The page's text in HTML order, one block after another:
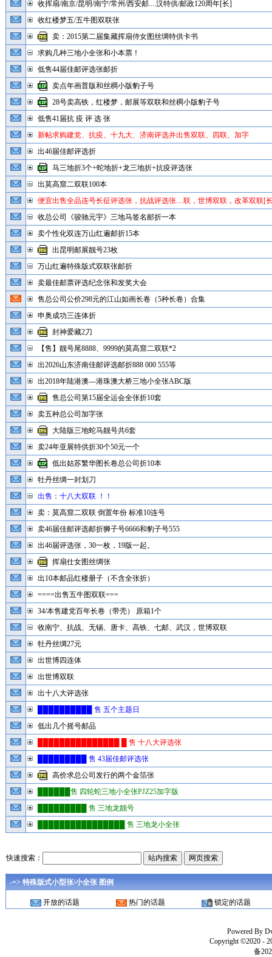
收挥扇/南京/昆明/南宁/常州/西安邮....汉特供/邮政120周年[长]
收红楼梦五/五牛图双联张
卖：2015第二届集藏挥扇侍女图丝绸特供卡书
求购几种三地小全张和小本票！
低售44届佳邮评选张邮折
卖点年画普版和丝稠小版豹子号
28号卖高铁，红楼梦，邮展等双联和丝稠小版豹子号
低售41届抗 疫 评 选 张
新帖求购建党、抗疫、十九大、济南评选并出售双联、四联、加字
出46届佳邮评选折
马三地折3个+蛇地折+龙三地折+抗疫评选张
出莫高窟二双联100本
便宜出售全品连号长征评选张，抗战评选张....联，世博双联，改革双联[
收总公司《骏驰元宇》三地马签名邮折一本
卖个性化双连万山红遍邮折15本
出昆明邮展靓号23枚
万山红遍特殊版式双联张邮折
卖最佳邮票评选纪念张和发奖大会
售总公司公价298元的江山如画长卷（5种长卷）合集
申奥成功三连体折
封神爱藏2刀
【售】靓号尾8888、9999的莫高窟二双联*2
出2026山东济南佳邮评选邮折888 000 555等
出2018年陆港澳---港珠澳大桥三地小全张ABC版
售总公司第15届全运会全张折10套
卖五种总公司加字张
大陆版三地蛇马靓号共6套
卖24年亚展特供折30个50元一个
低出姑苏繁华图长卷总公司折10本
牡丹丝绸一封划刀
出售：十八大双联 ！！
卖：莫高窟二双联 倒置年份 标准10连号
卖46届佳邮评选邮折狮子号6666和豹子号555
出46届评选张，30一枚，19版一起。
挥扇仕女图丝绸张
出10本邮品红楼册子（不含全张折）
====出售五牛图双联===
34/本售建党百年长卷（带壳） 原箱1个
收南宁、抗战、无锡、唐卡、高铁、七邮、武汉，世博双联
牡丹丝绸27元
出世博四连体
出世博双联
出十八大评选张
██████████ 售 五个主题日
低出几个摇号邮品
███████████████ █ 售 十八大评选张
█████████ 售 43届佳邮评选张
高价求总公司发行的两个金箔张
██████售 四轮蛇三地小全张PJZ25加字版
█████████ 售 三地龙靓号
████████████████ 售 三地龙小全张
快速搜索：
-=> 特殊版式小型张/小全张 图例
开放的话题 热门的话题 锁定的话题
Powered By
Copyright ©2020 -
备